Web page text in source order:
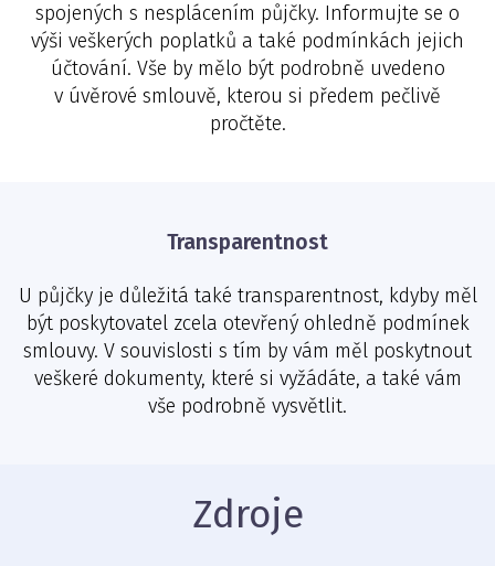
spojených s nesplácením půjčky. Informujte se o
výši veškerých poplatků a také podmínkách jejich
účtování. Vše by mělo být podrobně uvedeno
v úvěrové smlouvě, kterou si předem pečlivě
pročtěte.
Transparentnost
U půjčky je důležitá také transparentnost, kdyby měl
být poskytovatel zcela otevřený ohledně podmínek
smlouvy. V souvislosti s tím by vám měl poskytnout
veškeré dokumenty, které si vyžádáte, a také vám
vše podrobně vysvětlit.
Zdroje